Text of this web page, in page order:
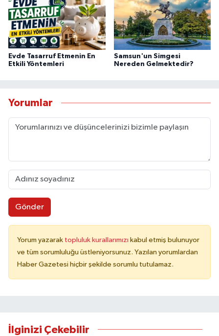
Evde Tasarruf Etmenin En
Etkili Yöntemleri
Samsun'un Simgesi
Nereden Gelmektedir?
Yorumlar
Gönder
Yorum yazarak topluluk kurallarımızı kabul etmiş bulunuyor
ve tüm sorumluluğu üstleniyorsunuz. Yazılan yorumlardan
Haber Gazetesi hiçbir şekilde sorumlu tutulamaz.
İlginizi Çekebilir